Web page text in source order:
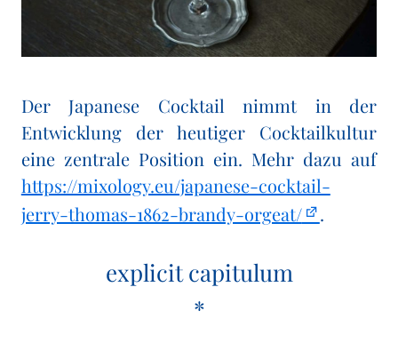
Der Japanese Cocktail nimmt in der
Entwicklung der heutiger Cocktailkultur
eine zentrale Position ein. Mehr dazu auf
https://mixology.eu/japanese-cocktail-
jerry-thomas-1862-brandy-orgeat/
.
explicit capitulum
*